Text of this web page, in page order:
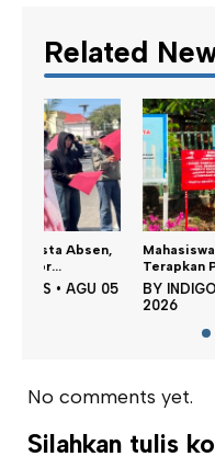
Related
Mahasiswa KKN-T Unhas
Terapkan Papan Kod...
BYINDIGONEWS •AGU
No comments yet.
Silahkan tulis